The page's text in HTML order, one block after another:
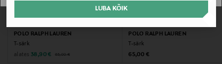
LUBA KÕIK
Valmistaja tootenumber
813100003
POLO RALPH LAUREN
T-särk
alates Discounted Price
38,90 € Original Price
65,00 €
POLO RALPH LAUREN
T-särk
Original Price
65,00 €